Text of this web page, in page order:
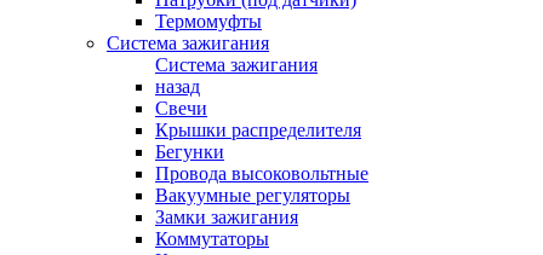
Термомуфты
Система зажигания
Система зажигания
назад
Свечи
Крышки распределителя
Бегунки
Провода высоковольтные
Вакуумные регуляторы
Замки зажигания
Коммутаторы